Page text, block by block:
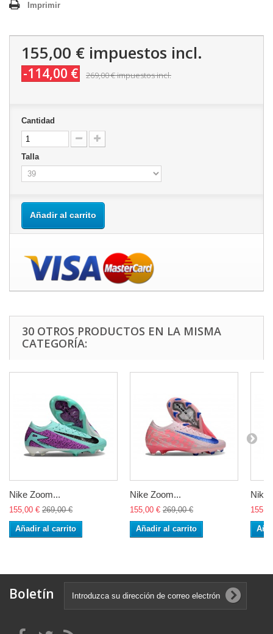
Imprimir
155,00 € impuestos incl.
-114,00 € 269,00 €impuestos incl.
Cantidad
Talla
Añadir al carrito
30 OTROS PRODUCTOS EN LA MISMA
CATEGORÍA:
Nike Zoom...
155,00 € 269,00 €
Añadir al carrito
Nike Zoom...
155,00 € 269,00 €
Añadir al carrito
Nike
Boletín